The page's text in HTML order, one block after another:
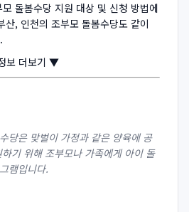
돌봄수당 지원 대상 및 신청 방법에
산, 인천의 조부모 돌봄수당도 같이
보 더보기 ▼
당은 맞벌이 가정과 같은 양육에 공
기 위해 조부모나 가족에게 아이 돌
램입니다.